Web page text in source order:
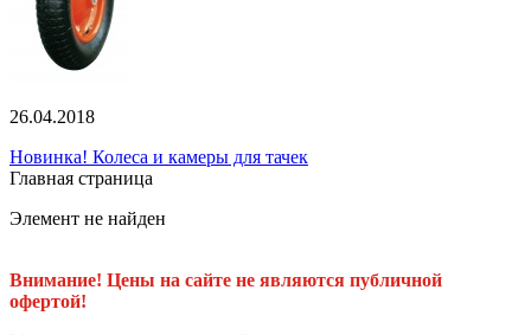
26.04.2018
Новинка! Колеса и камеры для тачек
Главная страница
Элемент не найден
Внимание! Цены на сайте не являются публичной
офертой!